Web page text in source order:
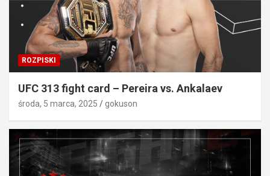
ROZPISKI
UFC 313 fight card – Pereira vs. Ankalaev
środa, 5 marca, 2025 gokuson